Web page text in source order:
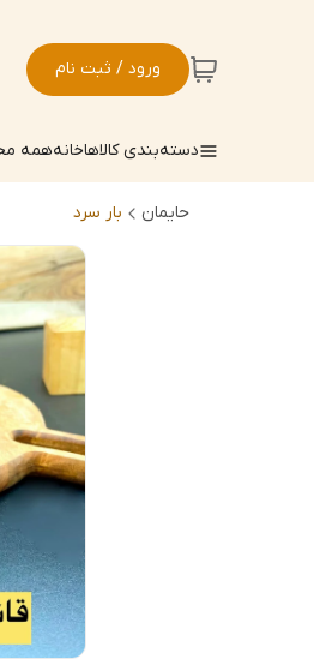
ورود / ثبت نام
دسته‌بندی کالاهاخانههمه
حایمان بار سرد